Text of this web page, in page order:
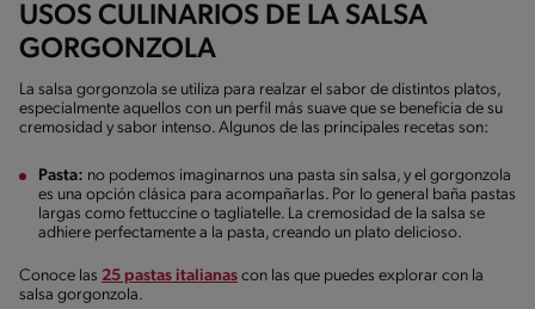
USOS CULINARIOS DE LA SALSA
GORGONZOLA
La salsa gorgonzola se utiliza para realzar el sabor de distintos platos,
especialmente aquellos con un perfil más suave que se beneficia de su
cremosidad y sabor intenso. Algunos de las principales recetas son:
Pasta: no podemos imaginarnos una pasta sin salsa, y el gorgonzola
es una opción clásica para acompañarlas. Por lo general baña pastas
largas como fettuccine o tagliatelle. La cremosidad de la salsa se
adhiere perfectamente a la pasta, creando un plato delicioso.
Conoce las 25 pastas italianas con las que puedes explorar con la
salsa gorgonzola.